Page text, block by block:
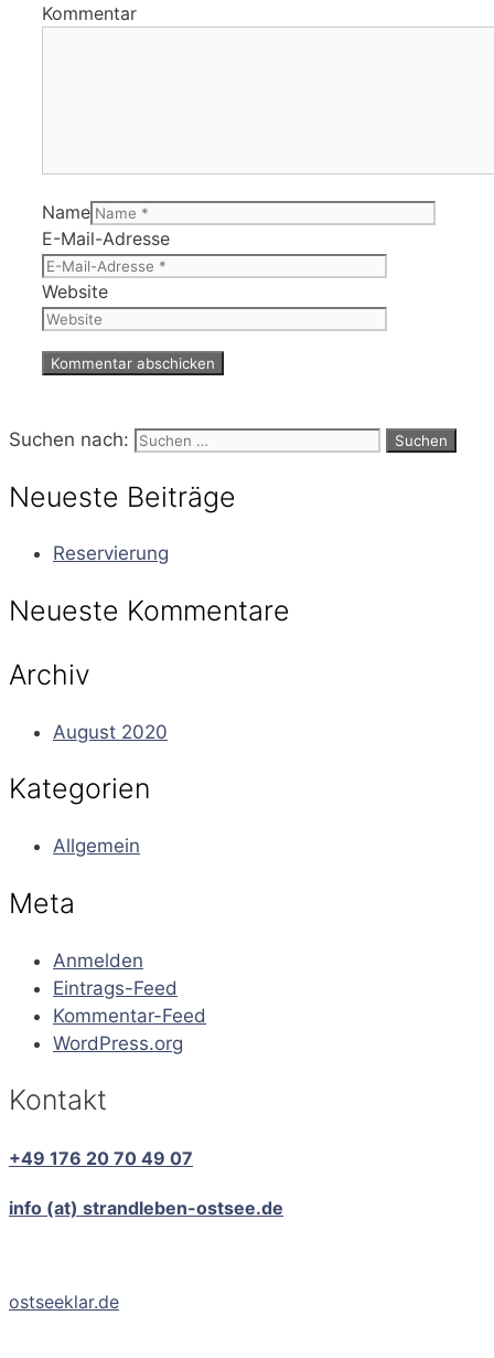
Kommentar
Name
E-Mail-Adresse
Website
Suchen nach:
Neueste Beiträge
Reservierung
Neueste Kommentare
Archiv
August 2020
Kategorien
Allgemein
Meta
Anmelden
Eintrags-Feed
Kommentar-Feed
WordPress.org
Kontakt
+49 176 20 70 49 07
info (at) strandleben-ostsee.de
ostseeklar.de